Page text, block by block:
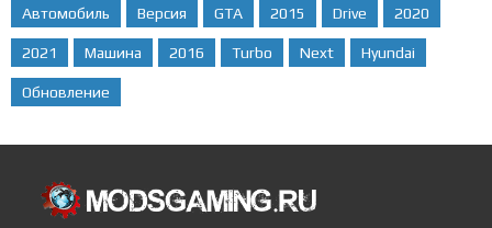
Автомобиль Версия GTA 2015 Drive 2020
2021 Машина 2016 Turbo Next Hyundai
Обновление